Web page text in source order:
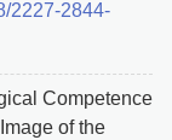
2227-2844-
Competence
of the